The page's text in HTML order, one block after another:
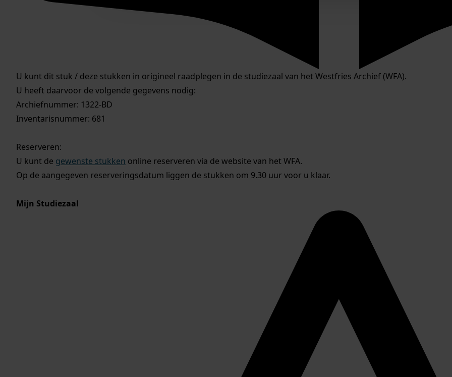
U kunt dit stuk / deze stukken in origineel raadplegen in de studiezaal van het Westfries Archief (WFA).
U heeft daarvoor de volgende gegevens nodig:
Archiefnummer: 1322-BD
Inventarisnummer: 681
Reserveren:
U kunt de gewenste stukken online reserveren via de website van het WFA.
Op de aangegeven reserveringsdatum liggen de stukken om 9.30 uur voor u klaar.
Mijn Studiezaal